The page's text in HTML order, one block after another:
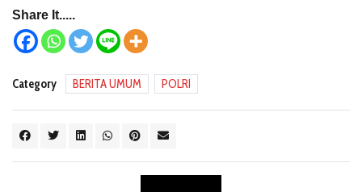
Share It.....
Category BERITA UMUM POLRI